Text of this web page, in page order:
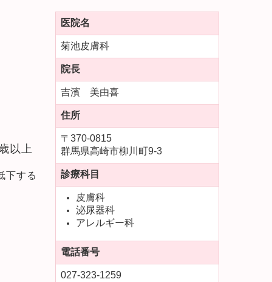
以上
下する
医院名
菊池皮膚科
院長
吉濱 美由喜
住所
〒370-0815
群馬県高崎市柳川町9-3
診療科目
皮膚科
泌尿器科
アレルギー科
電話番号
027-323-1259